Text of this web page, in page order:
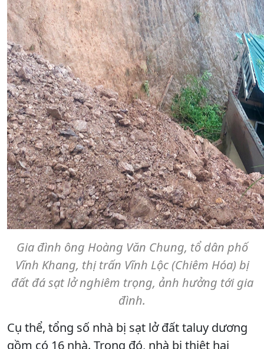
Gia đình ông Hoàng Văn Chung, tổ dân phố
Vĩnh Khang, thị trấn Vĩnh Lộc (Chiêm Hóa) bị
đất đá sạt lở nghiêm trọng, ảnh hưởng tới gia
đình.
Cụ thể, tổng số nhà bị sạt lở đất taluy dương
gồm có 16 nhà. Trong đó, nhà bị thiệt hại